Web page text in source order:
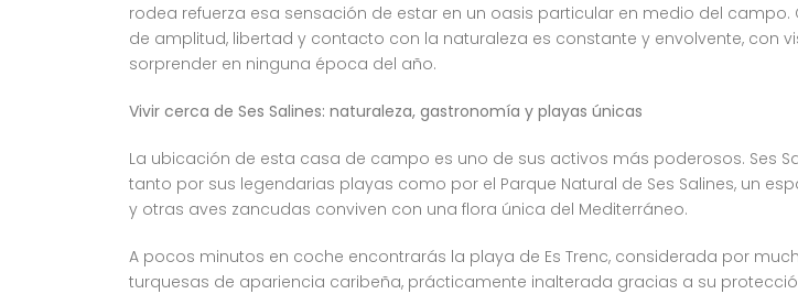
rodea refuerza esa sensación de estar en un oasis particular en medio del
de amplitud, libertad y contacto con la naturaleza es constante y envolvente, con
sorprender en ninguna época del año.
Vivir cerca de Ses Salines: naturaleza, gastronomía y playas únicas
La ubicación de esta casa de campo es uno de sus activos más poderosos. Ses
tanto por sus legendarias playas como por el Parque Natural de Ses Salines, un
y otras aves zancudas conviven con una flora única del Mediterráneo.
A pocos minutos en coche encontrarás la playa de Es Trenc, considerada por
turquesas de apariencia caribeña, prácticamente inalterada gracias a su